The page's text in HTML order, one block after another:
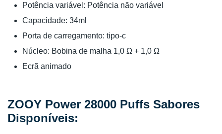
Potência variável: Potência não variável
Capacidade: 34ml
Porta de carregamento: tipo-c
Núcleo: Bobina de malha 1,0 Ω + 1,0 Ω
Ecrã animado
ZOOY Power 28000 Puffs Sabores
Disponíveis: